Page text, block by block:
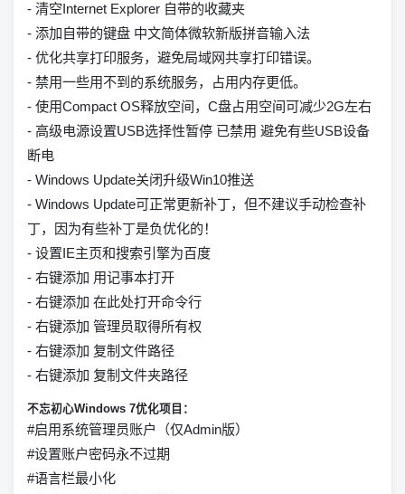
- 清空Internet Explorer 自带的收藏夹
- 添加自带的键盘 中文简体微软新版拼音输入法
- 优化共享打印服务，避免局域网共享打印错误。
- 禁用一些用不到的系统服务，占用内存更低。
- 使用Compact OS释放空间，C盘占用空间可减少2G左右
- 高级电源设置USB选择性暂停 已禁用 避免有些USB设备
断电
- Windows Update关闭升级Win10推送
- Windows Update可正常更新补丁，但不建议手动检查补
丁，因为有些补丁是负优化的！
- 设置IE主页和搜索引擎为百度
- 右键添加 用记事本打开
- 右键添加 在此处打开命令行
- 右键添加 管理员取得所有权
- 右键添加 复制文件路径
- 右键添加 复制文件夹路径
不忘初心Windows 7优化项目：
#启用系统管理员账户（仅Admin版）
#设置账户密码永不过期
#语言栏最小化